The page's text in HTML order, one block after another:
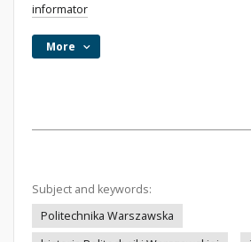
informator
More
Subject and keywords:
Politechnika Warszawska